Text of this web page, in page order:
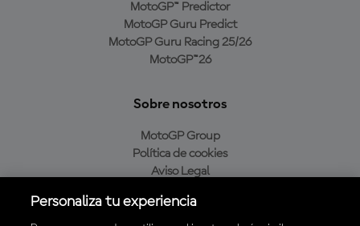
MotoGP™ Predictor
MotoGP Guru Predict
MotoGP Guru Racing 25/26
MotoGP™26
Sobre nosotros
MotoGP Group
Política de cookies
Aviso Legal
Política de compra
Personaliza tu experiencia